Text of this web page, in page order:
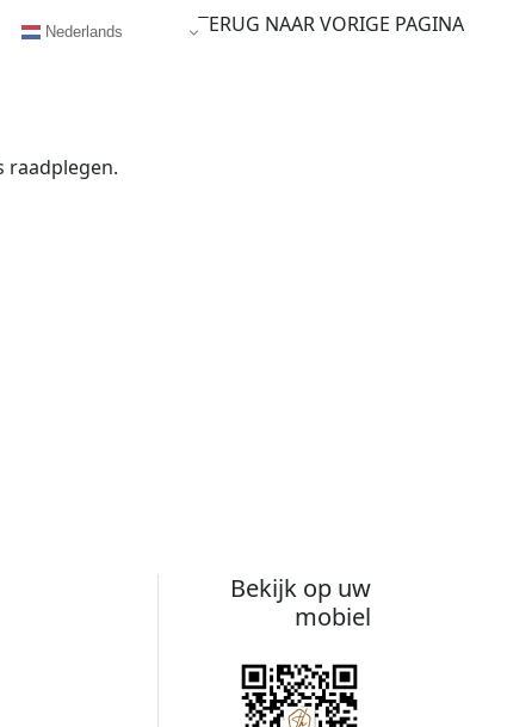
TERUG NAAR VORIGE PAGINA
raadplegen.
Bekijk op uw
mobiel
Nederlands